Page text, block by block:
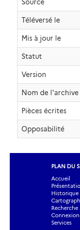
Source
Téléversé le
Mis à jour le
Statut
Version
Nom de l'archive
Pièces écrites
Opposabilité
PLAN DU
Accueil
Historique
Recherche
Services